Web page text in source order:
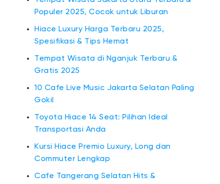
Populer 2025, Cocok untuk Liburan
Hiace Luxury Harga Terbaru 2025,
Spesifikasi & Tips Hemat
Tempat Wisata di Nganjuk Terbaru &
Gratis 2025
10 Cafe Live Music Jakarta Selatan Paling
Gokil
Toyota Hiace 14 Seat: Pilihan Ideal
Transportasi Anda
Kursi Hiace Premio Luxury, Long dan
Commuter Lengkap
Cafe Tangerang Selatan Hits &